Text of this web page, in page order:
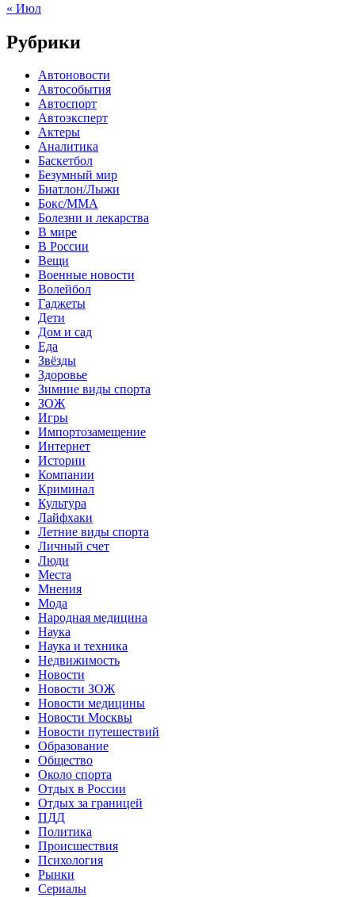
« Июл
Рубрики
Автоновости
Автособытия
Автоспорт
Автоэксперт
Актеры
Аналитика
Баскетбол
Безумный мир
Биатлон/Лыжи
Бокс/MMA
Болезни и лекарства
В мире
В России
Вещи
Военные новости
Волейбол
Гаджеты
Дети
Дом и сад
Еда
Звёзды
Здоровье
Зимние виды спорта
ЗОЖ
Игры
Импортозамещение
Интернет
Истории
Компании
Криминал
Культура
Лайфхаки
Летние виды спорта
Личный счет
Люди
Места
Мнения
Мода
Народная медицина
Наука
Наука и техника
Недвижимость
Новости
Новости ЗОЖ
Новости медицины
Новости Москвы
Новости путешествий
Образование
Общество
Около спорта
Отдых в России
Отдых за границей
ПДД
Политика
Происшествия
Психология
Рынки
Сериалы